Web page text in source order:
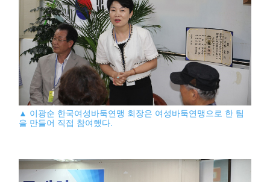
▲ 이광순 한국여성바둑연맹 회장은 여성바둑연맹으로 한 팀
을 만들어 직접 참여했다.